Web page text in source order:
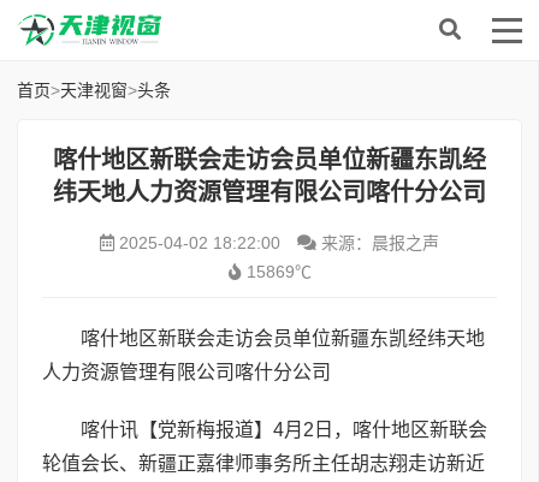
首页>天津视窗>头条
喀什地区新联会走访会员单位新疆东凯经
纬天地人力资源管理有限公司喀什分公司
2025-04-02 18:22:00
来源：晨报之声
15869℃
喀什地区新联会走访会员单位新疆东凯经纬天地
人力资源管理有限公司喀什分公司
喀什讯【党新梅报道】4月2日，喀什地区新联会
轮值会长、新疆正嘉律师事务所主任胡志翔走访新近